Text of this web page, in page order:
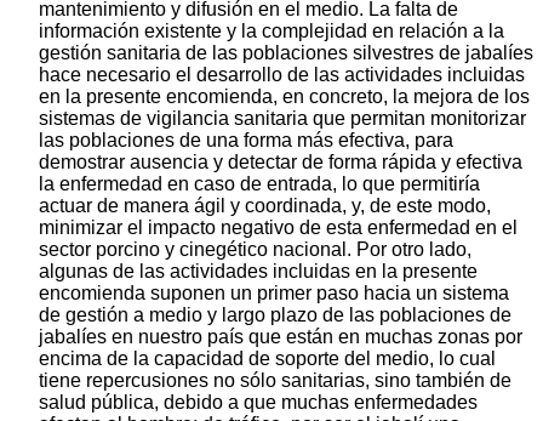
mantenimiento y difusión en el medio. La falta de
información existente y la complejidad en relación a la
gestión sanitaria de las poblaciones silvestres de jabalíes
hace necesario el desarrollo de las actividades incluidas
en la presente encomienda, en concreto, la mejora de los
sistemas de vigilancia sanitaria que permitan monitorizar
las poblaciones de una forma más efectiva, para
demostrar ausencia y detectar de forma rápida y efectiva
la enfermedad en caso de entrada, lo que permitiría
actuar de manera ágil y coordinada, y, de este modo,
minimizar el impacto negativo de esta enfermedad en el
sector porcino y cinegético nacional. Por otro lado,
algunas de las actividades incluidas en la presente
encomienda suponen un primer paso hacia un sistema
de gestión a medio y largo plazo de las poblaciones de
jabalíes en nuestro país que están en muchas zonas por
encima de la capacidad de soporte del medio, lo cual
tiene repercusiones no sólo sanitarias, sino también de
salud pública, debido a que muchas enfermedades